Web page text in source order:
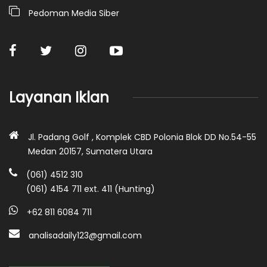
Pedoman Media Siber
Layanan Iklan
Jl. Padang Golf , Komplek CBD Polonia Blok DD No.54-55
Medan 20157, Sumatera Utara
(061) 4512 310
(061) 4154 711 ext. 411 (Hunting)
+62 811 6084 711
analisadaily123@gmail.com